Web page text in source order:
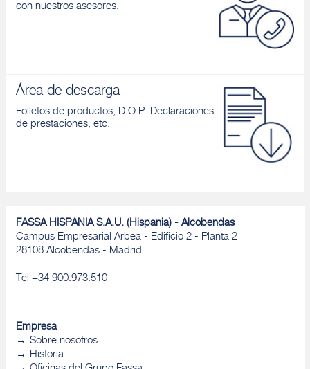
con nuestros asesores.
Área de descarga
Folletos de productos, D.O.P. Declaraciones
de prestaciones, etc.
FASSA HISPANIA S.A.U. (Hispania) - Alcobendas
Campus Empresarial Arbea - Edificio 2 - Planta 2
28108 Alcobendas - Madrid
Tel +34 900.973.510
Empresa
Sobre nosotros
Historia